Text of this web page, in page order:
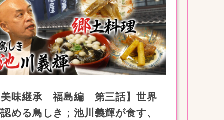
味継承 福島編 第三話】世界
める鳥しき；池川義輝が食す、